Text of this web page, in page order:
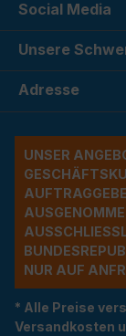
Social Media
Unsere
Adresse
UNSER
R AUF
* Alle Preise
Versandkosten